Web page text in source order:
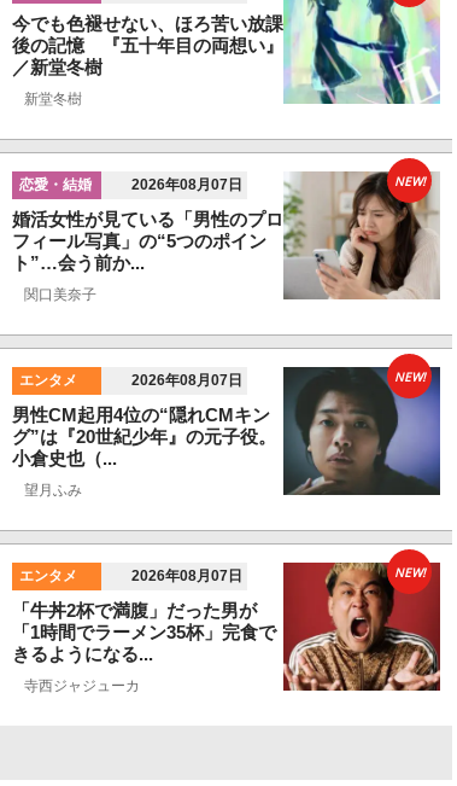
今でも色褪せない、ほろ苦い放課
後の記憶 『五十年目の両想い』
／新堂冬樹
新堂冬樹
恋愛・結婚 2026年08月07日
婚活女性が見ている「男性のプロ
フィール写真」の“5つのポイン
ト”…会う前か...
関口美奈子
NEW!
エンタメ 2026年08月07日
男性CM起用4位の“隠れCMキン
グ”は『20世紀少年』の元子役。
小倉史也（...
望月ふみ
NEW!
エンタメ 2026年08月07日
「牛丼2杯で満腹」だった男が
「1時間でラーメン35杯」完食で
きるようになる...
寺西ジャジューカ
NEW!